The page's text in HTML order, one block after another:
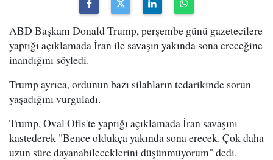
ABD Başkanı Donald Trump, perşembe günü gazetecilere
yaptığı açıklamada İran ile savaşın yakında sona ereceğine
inandığını söyledi.
Trump ayrıca, ordunun bazı silahların tedarikinde sorun
yaşadığını vurguladı.
Trump, Oval Ofis'te yaptığı açıklamada İran savaşını
kastederek "Bence oldukça yakında sona erecek. Çok daha
uzun süre dayanabileceklerini düşünmüyorum" dedi.